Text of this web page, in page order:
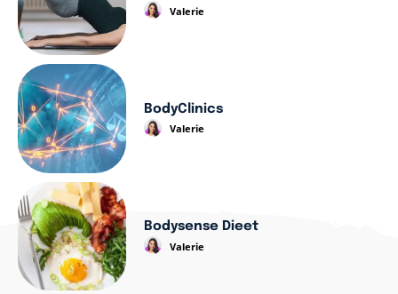
Valerie
BodyClinics
Valerie
Bodysense Dieet
Valerie